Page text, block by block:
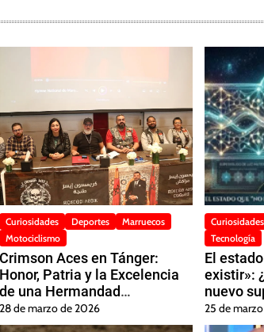
Curiosidades Deportes
Marruecos
Motociclismo
Crimson Aces en Tánger:
Honor, Patria y la Excelencia
de una Hermandad
Inquebrantable
28 de marzo de 2026
Curiosidades
Tecnología
El
existir»:
nuevo
sobre el
25 de